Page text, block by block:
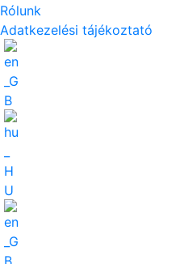
Rólunk
Adatkezelési tájékoztató